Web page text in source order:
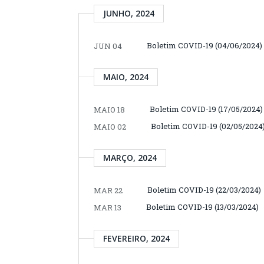
JUNHO, 2024
JUN 04 Boletim COVID-19 (04/06/2024)
MAIO, 2024
MAIO 18
Boletim COVID-19 (17/05/2024)
MAIO 02
Boletim COVID-19 (02/05/
MARÇO, 2024
MAR 22
Boletim COVID-19 (22/03/2024)
MAR 13
Boletim COVID-19 (13/03/2024)
FEVEREIRO, 2024